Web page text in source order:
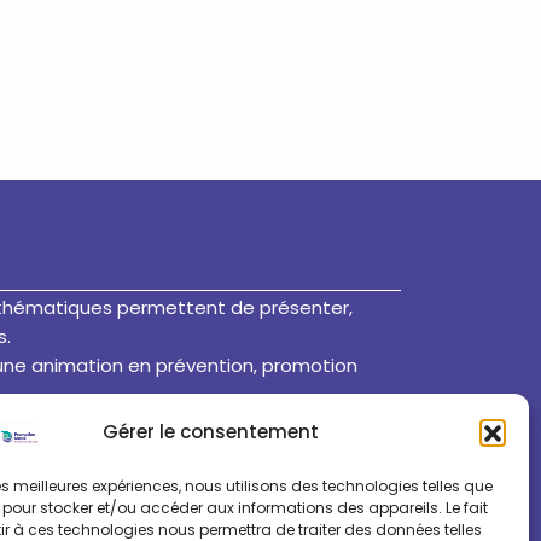
Gérer le consentement
meilleures expériences, nous utilisons des technologies telles que
stocker et/ou accéder aux informations des appareils. Le fait
à ces technologies nous permettra de traiter des données telles
permettent de présenter,
animation en prévention, promotion
ligne